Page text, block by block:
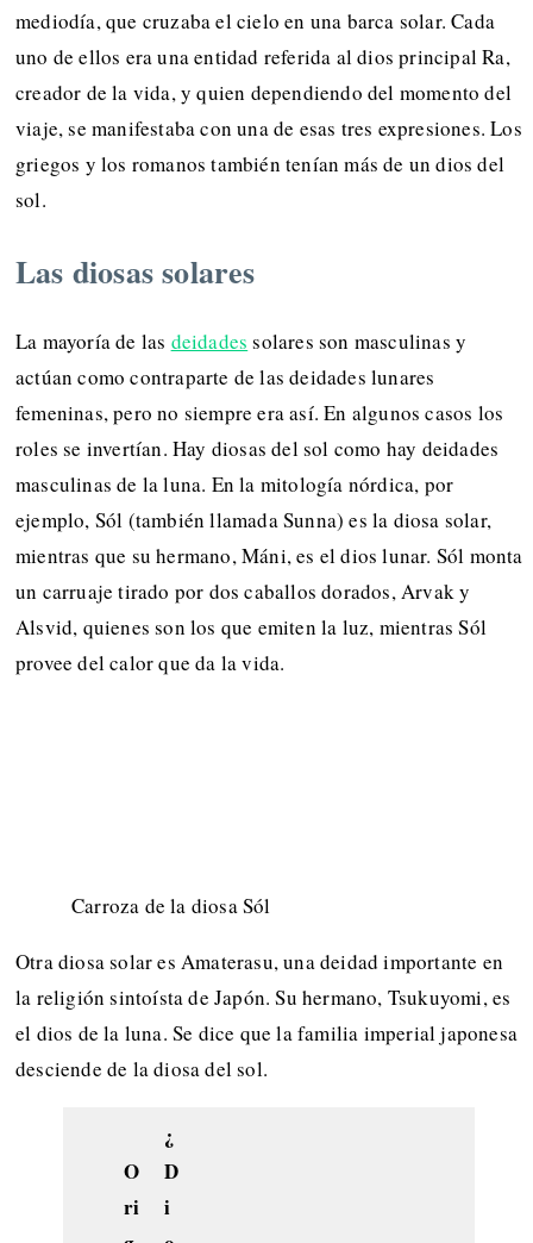
mediodía, que cruzaba el cielo en una barca solar. Cada
uno de ellos era una entidad referida al dios principal Ra,
creador de la vida, y quien dependiendo del momento del
viaje, se manifestaba con una de esas tres expresiones. Los
griegos y los romanos también tenían más de un dios del
sol.
Las diosas solares
La mayoría de las deidades solares son masculinas y
actúan como contraparte de las deidades lunares
femeninas, pero no siempre era así. En algunos casos los
roles se invertían. Hay diosas del sol como hay deidades
masculinas de la luna. En la mitología nórdica, por
ejemplo, Sól (también llamada Sunna) es la diosa solar,
mientras que su hermano, Máni, es el dios lunar. Sól monta
un carruaje tirado por dos caballos dorados, Arvak y
Alsvid, quienes son los que emiten la luz, mientras Sól
provee del calor que da la vida.
Carroza de la diosa Sól
Otra diosa solar es Amaterasu, una deidad importante en
la religión sintoísta de Japón. Su hermano, Tsukuyomi, es
el dios de la luna. Se dice que la familia imperial japonesa
desciende de la diosa del sol.
O
ri
¿
D
i